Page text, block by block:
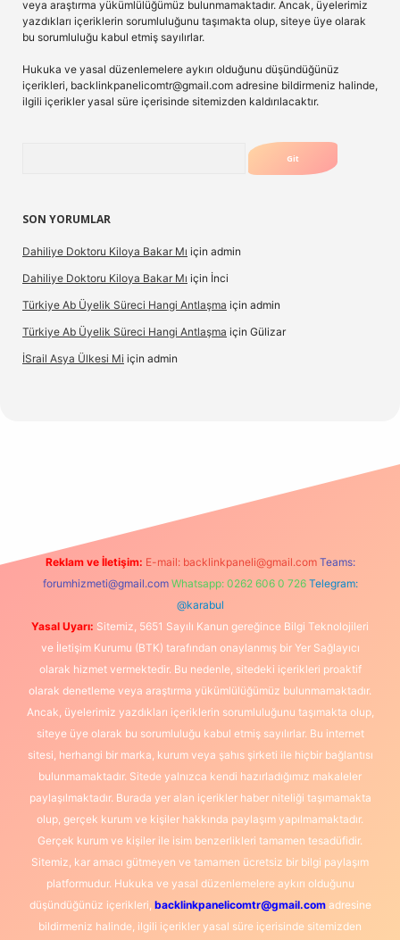
veya araştırma yükümlülüğümüz bulunmamaktadır. Ancak, üyelerimiz
yazdıkları içeriklerin sorumluluğunu taşımakta olup, siteye üye olarak
bu sorumluluğu kabul etmiş sayılırlar.
Hukuka ve yasal düzenlemelere aykırı olduğunu düşündüğünüz
içerikleri, backlinkpanelicomtr@gmail.com adresine bildirmeniz halinde,
ilgili içerikler yasal süre içerisinde sitemizden kaldırılacaktır.
SON YORUMLAR
Dahiliye Doktoru Kiloya Bakar Mı için admin
Dahiliye Doktoru Kiloya Bakar Mı için İnci
Türkiye Ab Üyelik Süreci Hangi Antlaşma için admin
Türkiye Ab Üyelik Süreci Hangi Antlaşma için Gülizar
İSrail Asya Ülkesi Mi için admin
Reklam ve İletişim: E-mail: backlinkpaneli@gmail.com Teams:
forumhizmeti@gmail.com Whatsapp: 0262 606 0 726 Telegram:
@karabul
Yasal Uyarı: Sitemiz, 5651 Sayılı Kanun gereğince Bilgi Teknolojileri
ve İletişim Kurumu (BTK) tarafından onaylanmış bir Yer Sağlayıcı
olarak hizmet vermektedir. Bu nedenle, sitedeki içerikleri proaktif
olarak denetleme veya araştırma yükümlülüğümüz bulunmamaktadır.
Ancak, üyelerimiz yazdıkları içeriklerin sorumluluğunu taşımakta olup,
siteye üye olarak bu sorumluluğu kabul etmiş sayılırlar. Bu internet
sitesi, herhangi bir marka, kurum veya şahıs şirketi ile hiçbir bağlantısı
bulunmamaktadır. Sitede yalnızca kendi hazırladığımız makaleler
paylaşılmaktadır. Burada yer alan içerikler haber niteliği taşımamakta
olup, gerçek kurum ve kişiler hakkında paylaşım yapılmamaktadır.
Gerçek kurum ve kişiler ile isim benzerlikleri tamamen tesadüfidir.
Sitemiz, kar amacı gütmeyen ve tamamen ücretsiz bir bilgi paylaşım
platformudur. Hukuka ve yasal düzenlemelere aykırı olduğunu
düşündüğünüz içerikleri, backlinkpanelicomtr@gmail.comadresine
bildirmeniz halinde, ilgili içerikler yasal süre içerisinde sitemizden